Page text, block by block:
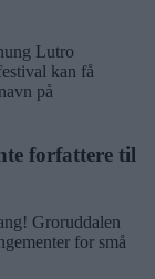
Lutro
kan få
på
forfattere til
Groruddalen
for små